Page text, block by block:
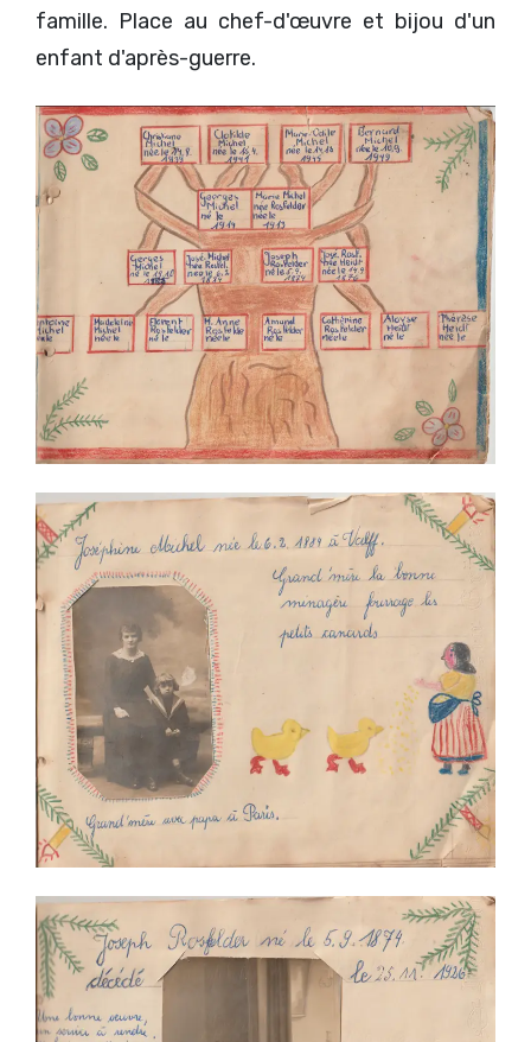
famille. Place au chef-d'œuvre et bijou d'un
enfant d'après-guerre.